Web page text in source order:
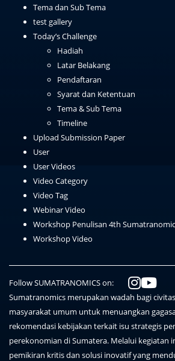
Tema dan Sub Tema
test gallery
Today’s Challenge
Hadiah
Latar Belakang
Pendaftaran
Syarat dan Ketentuan
Tema & Sub Tema
Timeline
Upload Submission Paper
User
User Videos
Video Category
Video Tag
Webinar Video
Workshop Penulisan 4th
Workshop Video
Follow SUMATRANOMICS on:
Sumatranomics merupakan wadah bagi
masyarakat umum untuk menuangkan
rekomendasi kebijakan terkait isu strategis
perekonomian di Sumatera. Melalui kegiatan
pemikiran kritis dan solusi inovatif yang